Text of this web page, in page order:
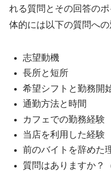
れる質問とその回答の
体的には以下の質問への
志望動機
長所と短所
希望シフトと勤務開
通勤方法と時間
カフェでの勤務経験
当店を利用した経験
前のバイトを辞めた
質問はありますか？